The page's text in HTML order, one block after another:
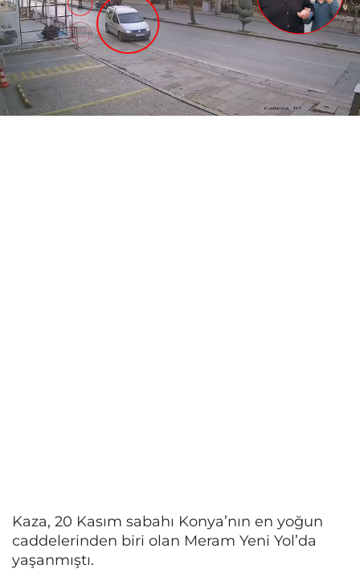
Kaza, 20 Kasım sabahı Konya’nın en yoğun
caddelerinden biri olan Meram Yeni Yol’da
yaşanmıştı.